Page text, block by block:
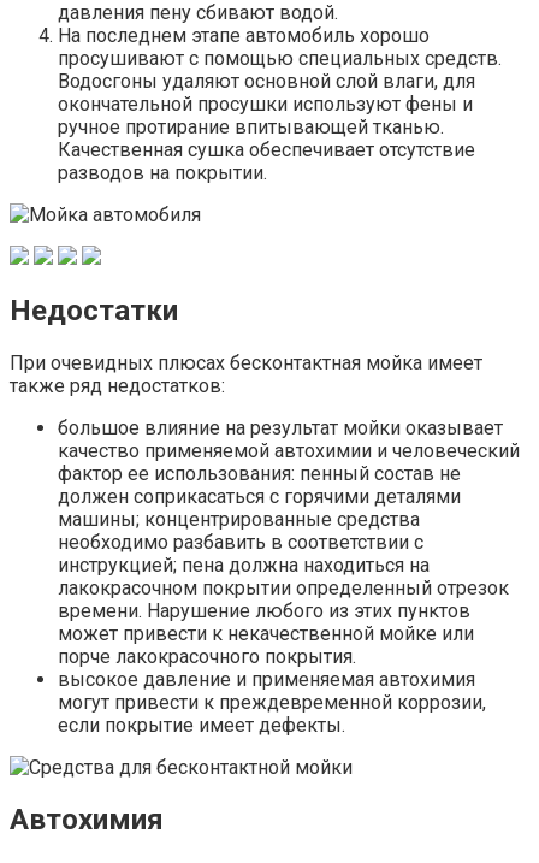
давления пену сбивают водой.
На последнем этапе автомобиль хорошо
просушивают с помощью специальных средств.
Водосгоны удаляют основной слой влаги, для
окончательной просушки используют фены и
ручное протирание впитывающей тканью.
Качественная сушка обеспечивает отсутствие
разводов на покрытии.
Недостатки
При очевидных плюсах бесконтактная мойка имеет
также ряд недостатков:
большое влияние на результат мойки оказывает
качество применяемой автохимии и человеческий
фактор ее использования: пенный состав не
должен соприкасаться с горячими деталями
машины; концентрированные средства
необходимо разбавить в соответствии с
инструкцией; пена должна находиться на
лакокрасочном покрытии определенный отрезок
времени. Нарушение любого из этих пунктов
может привести к некачественной мойке или
порче лакокрасочного покрытия.
высокое давление и применяемая автохимия
могут привести к преждевременной коррозии,
если покрытие имеет дефекты.
Автохимия